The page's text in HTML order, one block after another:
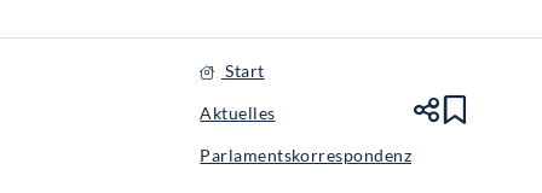
Start
Aktuelles
Parlamentskorrespondenz